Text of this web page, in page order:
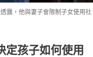
露，他與妻子會限制子女使用社
孩子如何使用